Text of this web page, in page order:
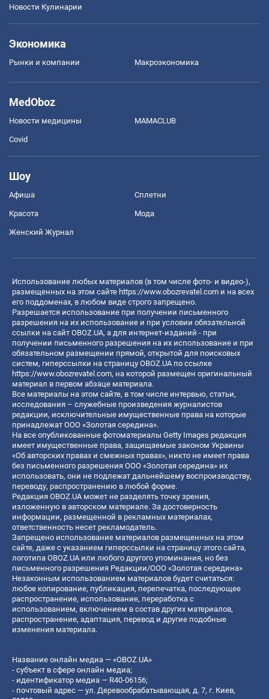
Новости Кулинарии
Экономика
Рынки и компании Mакроэкономика
MedOboz
Новости медицины MAMACLUB
Covid
Шоу
Афиша Сплетни
Красота Мода
Женский Журнал
Использование любых материалов (в том числе фото- и видео-),
размещенных на этом сайте https://www.obozrevatel.com и на всех
его поддоменах, в любом виде строго запрещено.
Разрешается использование при получении письменного
разрешения на их использование и при условии обязательной
ссылки на сайт OBOZ.UA, а для интернет-изданий - при
получении письменного разрешения на их использование и при
обязательном размещении прямой, открытой для поисковых
систем, гиперссылки на страницу OBOZ.UA по ссылке
https://www.obozrevatel.com, на которой размещен оригинальный
материал в первом абзаце материала.
Все материалы на этом сайте, в том числе интервью, статьи,
исследования – служебные произведения журналистов
редакции, исключительные имущественные права на которые
принадлежат ООО «Золотая середина».
На все опубликованные фотоматериалы Getty Images редакция
имеет имущественные права, защищаемые законом Украины
«Об авторских правах и смежных правах», никто не имеет права
без письменного разрешения ООО «Золотая середина» их
использовать, они не подлежат дальнейшему воспроизводству,
переводу, распространению в любой форме.
Редакция OBOZ.UA может не разделять точку зрения,
изложенную в авторском материале. За достоверность
информации, размещенной в рекламных материалах,
ответственность несет рекламодатель.
Запрещено использование материалов размещенных на этом
сайте, даже с указанием гиперссылки на страницу этого сайта,
логотипа OBOZ.UA или любого другого упоминания, но без
письменного разрешения Редакции/ООО «Золотая середина»
Незаконным использованием материалов будет считаться:
любое копирование, публикация, перепечатка, последующее
распространение, использование, переработка с
использованием, включением в состав других материалов,
распространение, адаптация, перевод и другие подобные
изменения материала.
Название онлайн медиа — «OBOZ.UA»
- субъект в сфере онлайн медиа;
- идентификатор медиа — R40-06156;
- почтовый адрес — ул. Деревообрабатывающая, д. 7, г. Киев,